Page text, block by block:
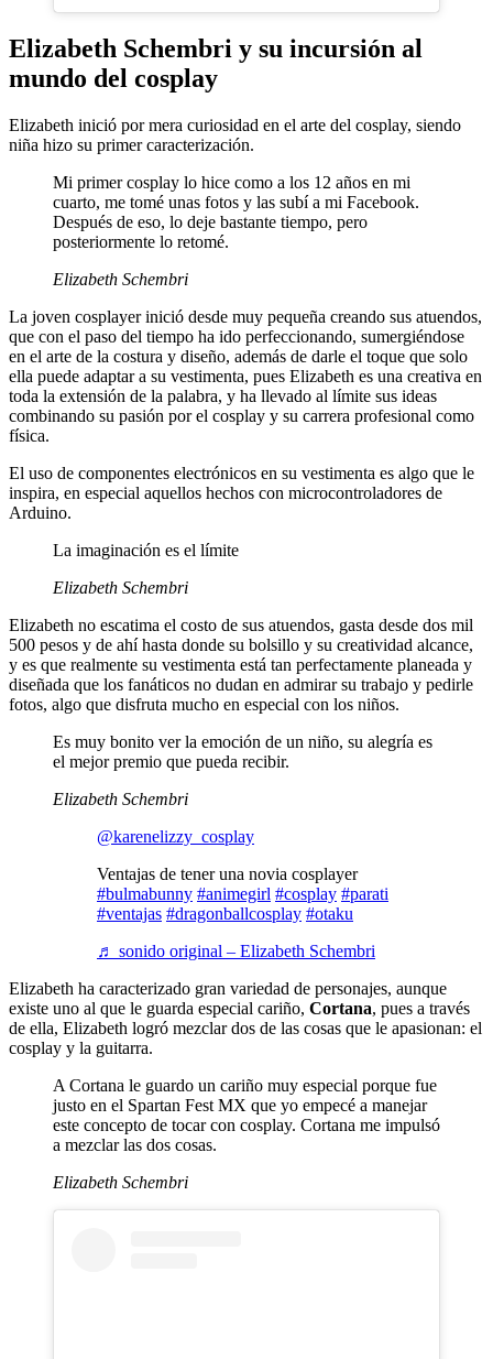
Elizabeth Schembri y su incursión al
mundo del cosplay
Elizabeth inició por mera curiosidad en el arte del cosplay, siendo
niña hizo su primer caracterización.
Mi primer cosplay lo hice como a los 12 años en mi
cuarto, me tomé unas fotos y las subí a mi Facebook.
Después de eso, lo deje bastante tiempo, pero
posteriormente lo retomé.
Elizabeth Schembri
La joven cosplayer inició desde muy pequeña creando sus atuendos,
que con el paso del tiempo ha ido perfeccionando, sumergiéndose
en el arte de la costura y diseño, además de darle el toque que solo
ella puede adaptar a su vestimenta, pues Elizabeth es una creativa en
toda la extensión de la palabra, y ha llevado al límite sus ideas
combinando su pasión por el cosplay y su carrera profesional como
física.
El uso de componentes electrónicos en su vestimenta es algo que le
inspira, en especial aquellos hechos con microcontroladores de
Arduino.
La imaginación es el límite
Elizabeth Schembri
Elizabeth no escatima el costo de sus atuendos, gasta desde dos mil
500 pesos y de ahí hasta donde su bolsillo y su creatividad alcance,
y es que realmente su vestimenta está tan perfectamente planeada y
diseñada que los fanáticos no dudan en admirar su trabajo y pedirle
fotos, algo que disfruta mucho en especial con los niños.
Es muy bonito ver la emoción de un niño, su alegría es
el mejor premio que pueda recibir.
Elizabeth Schembri
@karenelizzy_cosplay
Ventajas de tener una novia cosplayer
#bulmabunny #animegirl #cosplay #parati
#ventajas #dragonballcosplay #otaku
♬ sonido original – Elizabeth Schembri
Elizabeth ha caracterizado gran variedad de personajes, aunque
existe uno al que le guarda especial cariño, Cortana, pues a través
de ella, Elizabeth logró mezclar dos de las cosas que le apasionan: el
cosplay y la guitarra.
A Cortana le guardo un cariño muy especial porque fue
justo en el Spartan Fest MX que yo empecé a manejar
este concepto de tocar con cosplay. Cortana me impulsó
a mezclar las dos cosas.
Elizabeth Schembri